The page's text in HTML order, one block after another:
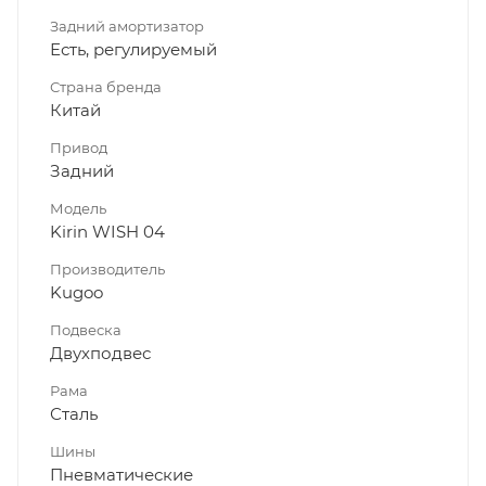
Задний амортизатор
Есть, регулируемый
Страна бренда
Китай
Привод
Задний
Модель
Kirin WISH 04
Производитель
Kugoo
Подвеска
Двухподвес
Рама
Сталь
Шины
Пневматические